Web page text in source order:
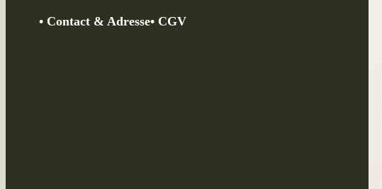
• Contact & Adresse• CGV